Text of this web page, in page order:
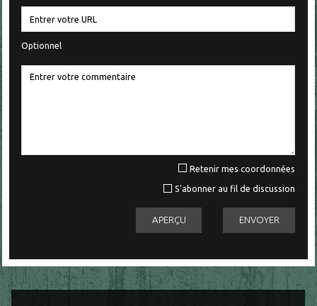
Optionnel
Retenir mes coordonnées
S'abonner au fil de discussion